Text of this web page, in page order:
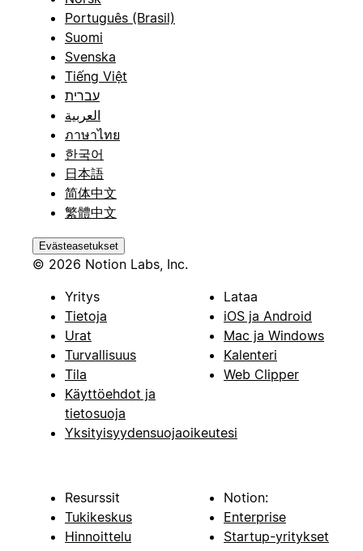
Português (Brasil)
Suomi
Svenska
Tiếng Việt
עברית
العربية
ภาษาไทย
한국어
日本語
简体中文
繁體中文
Evästeasetukset
© 2026 Notion Labs, Inc.
Yritys
Tietoja
Urat
Turvallisuus
Tila
Käyttöehdot ja
tietosuoja
Yksityisyydensuojaoikeutesi
Lataa
iOS ja Android
Mac ja Windows
Kalenteri
Web Clipper
Resurssit
Tukikeskus
Hinnoittelu
Notion:
Enterprise
Startup-yritykset